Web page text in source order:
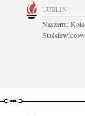
LUBLIN
Naszemu